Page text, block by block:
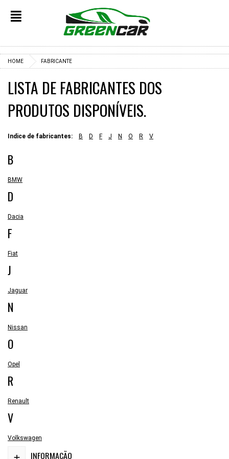
HOME FABRICANTE
LISTA DE FABRICANTES DOS
PRODUTOS DISPONÍVEIS.
Indice de fabricantes: B D F J N O R V
B
BMW
D
Dacia
F
Fiat
J
Jaguar
N
Nissan
O
Opel
R
Renault
V
Volkswagen
INFORMAÇÃO
+